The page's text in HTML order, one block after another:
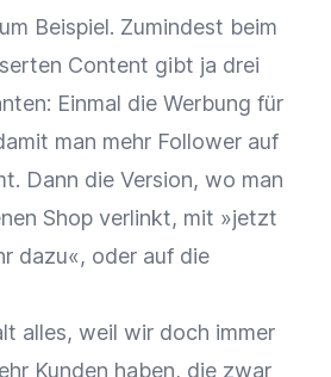
Beispiel. Zumindest beim
Content gibt ja drei
Einmal die Werbung für
man mehr Follower auf
Dann die Version, wo man
Shop verlinkt, mit »jetzt
dazu«, oder auf die
alles, weil wir doch immer
Kunden haben, die zwar